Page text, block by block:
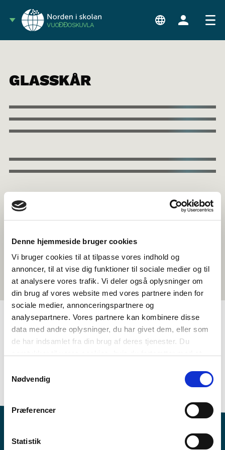
Denne hjemmeside bruger cookies
Vi bruger cookies til at tilpasse vores indhold og
annoncer, til at vise dig funktioner til sociale medier og til
at analysere vores trafik. Vi deler også oplysninger om
din brug af vores website med vores partnere inden for
sociale medier, annonceringspartnere og
analysepartnere. Vores partnere kan kombinere disse
data med andre oplysninger, du har givet dem, eller som
de har indsamlet fra din brug af deres tjenester. Du
Nødvendig
Præferencer
Statistik
VUOĐĐOSKUVLA
TAGS
Dánskkagiella
GLASSKÅR